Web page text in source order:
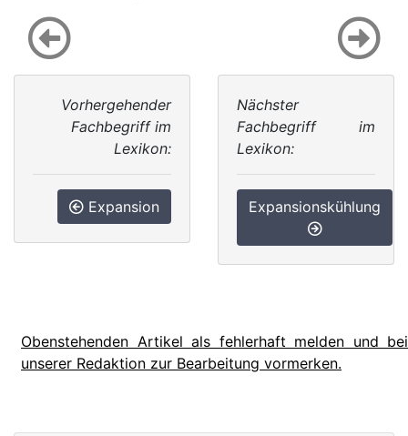
Vorhergehender
Fachbegriff im
Lexikon:
Expansion
Nächster
Fachbegriff im
Lexikon:
Expansionskühlung
Obenstehenden Artikel als fehlerhaft melden und bei
unserer Redaktion zur Bearbeitung vormerken.